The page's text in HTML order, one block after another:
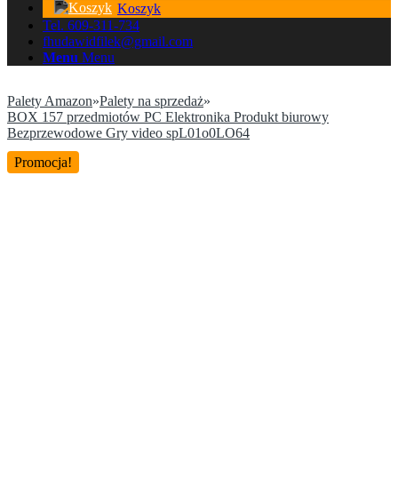
Koszyk
Tel. 609-311-734
fhudawidfilek@gmail.com
Menu Menu
Palety Amazon»Palety na sprzedaż»
BOX 157 przedmiotów PC Elektronika Produkt biurowy
Bezprzewodowe Gry video spL01o0LO64
Promocja!